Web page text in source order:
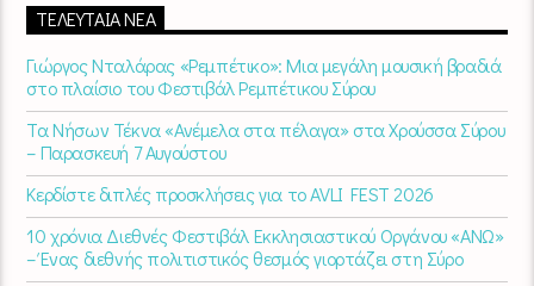
ΤΕΛΕΥΤΑΊΑ ΝΈΑ
Γιώργος Νταλάρας «Ρεμπέτικο»: Μια μεγάλη μουσική βραδιά
στο πλαίσιο του Φεστιβάλ Ρεμπέτικου Σύρου
Τα Νήσων Τέκνα «Ανέμελα στα πέλαγα» στα Χρούσσα Σύρου
– Παρασκευή 7 Αυγούστου
Κερδίστε διπλές προσκλήσεις για το AVLI FEST 2026
10 χρόνια Διεθνές Φεστιβάλ Εκκλησιαστικού Οργάνου «ΑΝΩ»
– Ένας διεθνής πολιτιστικός θεσμός γιορτάζει στη Σύρο​